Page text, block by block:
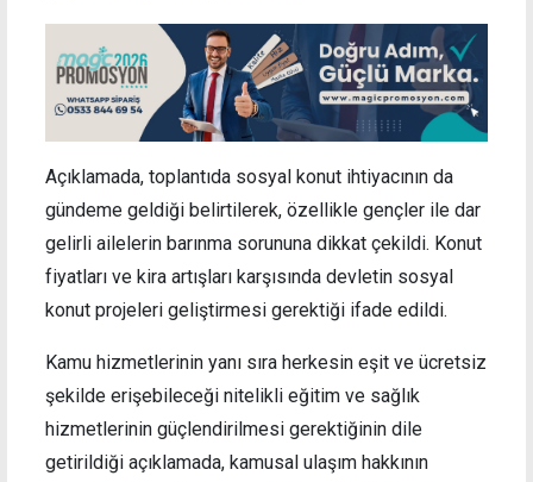
Açıklamada, toplantıda sosyal konut ihtiyacının da
gündeme geldiği belirtilerek, özellikle gençler ile dar
gelirli ailelerin barınma sorununa dikkat çekildi. Konut
fiyatları ve kira artışları karşısında devletin sosyal
konut projeleri geliştirmesi gerektiği ifade edildi.
Kamu hizmetlerinin yanı sıra herkesin eşit ve ücretsiz
şekilde erişebileceği nitelikli eğitim ve sağlık
hizmetlerinin güçlendirilmesi gerektiğinin dile
getirildiği açıklamada, kamusal ulaşım hakkının